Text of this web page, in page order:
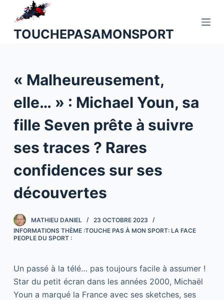
u
o
e
u
TOUCHEPASAMONSPORT
« Malheureusement,
elle… » : Michael Youn, sa
fille Seven prête à suivre
ses traces ? Rares
confidences sur ses
découvertes
MATHIEU DANIEL
23 OCTOBRE 2023
INFORMATIONS THÈME :TOUCHE PAS À MON SPORT: LA FACE
PEOPLE DU SPORT :
Un passé à la télé… pas toujours facile à assumer !
Star du petit écran dans les années 2000, Michaël
Youn a marqué la France avec ses sketches, ses